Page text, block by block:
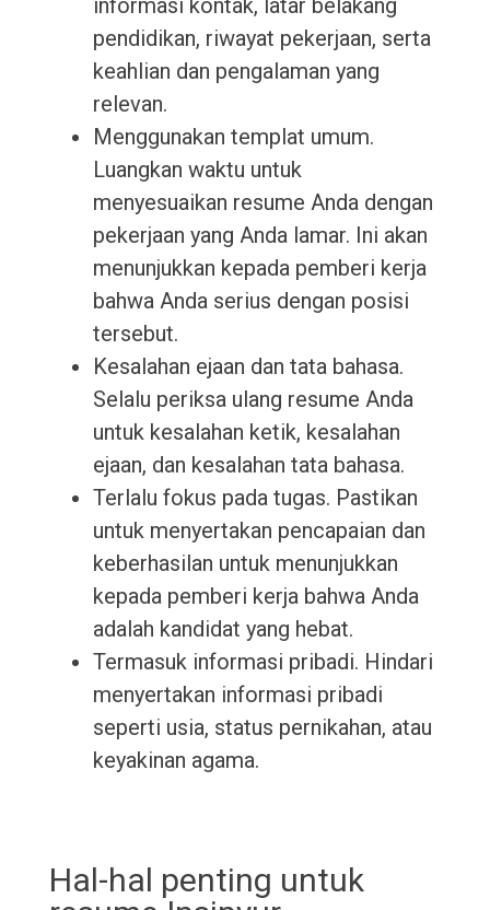
informasi kontak, latar belakang
pendidikan, riwayat pekerjaan, serta
keahlian dan pengalaman yang
relevan.
Menggunakan templat umum.
Luangkan waktu untuk
menyesuaikan resume Anda dengan
pekerjaan yang Anda lamar. Ini akan
menunjukkan kepada pemberi kerja
bahwa Anda serius dengan posisi
tersebut.
Kesalahan ejaan dan tata bahasa.
Selalu periksa ulang resume Anda
untuk kesalahan ketik, kesalahan
ejaan, dan kesalahan tata bahasa.
Terlalu fokus pada tugas. Pastikan
untuk menyertakan pencapaian dan
keberhasilan untuk menunjukkan
kepada pemberi kerja bahwa Anda
adalah kandidat yang hebat.
Termasuk informasi pribadi. Hindari
menyertakan informasi pribadi
seperti usia, status pernikahan, atau
keyakinan agama.
Hal-hal penting untuk